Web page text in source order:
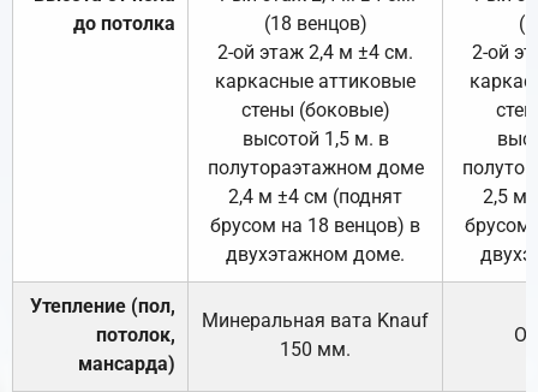
до потолка
(18 венцов)
2-ой этаж 2,4 м ±4 см.
каркасные аттиковые
стены (боковые)
высотой 1,5 м. в
полутораэтажном доме
2,4 м ±4 см (поднят
брусом на 18 венцов) в
двухэтажном доме.
2-ой
2,5 м
брусом
Утепление (пол,
потолок,
мансарда)
Минеральная вата Knauf
150 мм.